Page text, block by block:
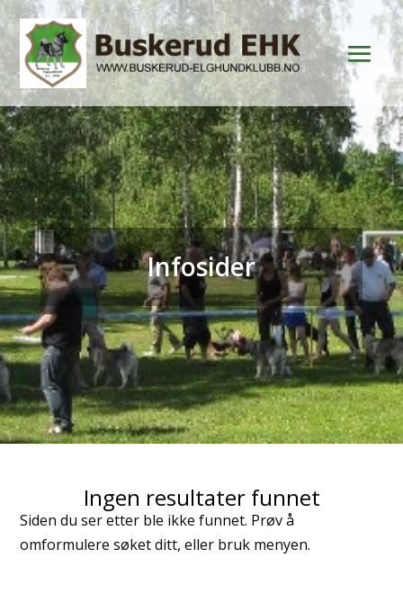
Infosider
Ingen resultater funnet
Siden du ser etter ble ikke funnet. Prøv å
omformulere søket ditt, eller bruk menyen.